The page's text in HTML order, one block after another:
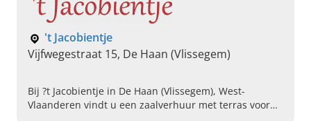
't Jacobientje
Vijfwegestraat 15, De Haan (Vlissegem)
Bij ?t Jacobientje in De Haan (Vlissegem), West-
Vlaanderen vindt u een zaalverhuur met terras voor